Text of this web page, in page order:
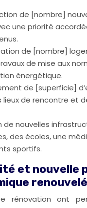
de [nombre]
une priorité
de [nombre]
de mise aux
énergétique.
de [superficie]
de rencontre et
de nouvelles
des écoles, une
sportifs.
et nouvelle
rénovation ont